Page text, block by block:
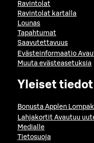
Ravintolat
Ravintolat kartalla
Lounas
Tapahtumat
Saavutettavuus
Evästeinformaatio
Muuta evästeasetuksia
Yleiset tiedot
Bonusta Applen
Lahjakortit Avautuu
Medialle
Tietosuoja